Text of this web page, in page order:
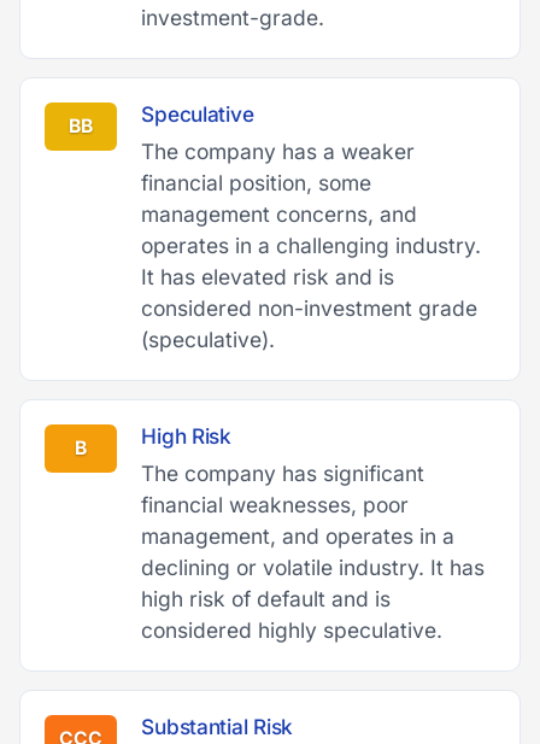
investment-grade.
BB
Speculative
The company has a weaker
financial position, some
management concerns, and
operates in a challenging industry.
It has elevated risk and is
considered non-investment grade
(speculative).
B
High Risk
The company has significant
financial weaknesses, poor
management, and operates in a
declining or volatile industry. It has
high risk of default and is
considered highly speculative.
CCC
Substantial Risk